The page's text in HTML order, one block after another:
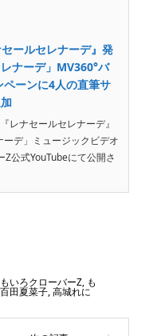
ールセレナーデ』発
ナーデ」MV360°バ
ーンに4人の直筆サ
レナセールセレナーデ』
デ」ミュージックビデオ
公式YouTubeにて公開さ
いろクローバーZ, も
百田夏菜子,高城れに